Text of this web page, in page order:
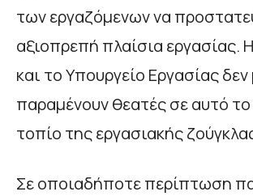
των εργαζόμενων να
αξιοπρεπή πλαίσια εργασίας.
και το Υπουργείο Εργασίας
παραμένουν θεατές σε αυτό
τοπίο της εργασιακής
Σε οποιαδήποτε περίπτωση